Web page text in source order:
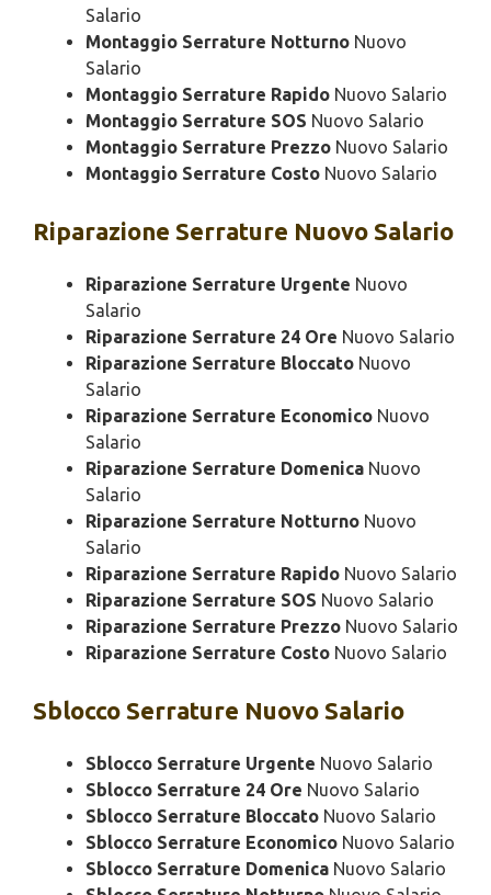
Salario
Montaggio Serrature Notturno Nuovo
Salario
Montaggio Serrature Rapido Nuovo Salario
Montaggio Serrature SOS Nuovo Salario
Montaggio Serrature Prezzo Nuovo Salario
Montaggio Serrature Costo Nuovo Salario
Riparazione Serrature Nuovo Salario
Riparazione Serrature Urgente Nuovo
Salario
Riparazione Serrature 24 Ore Nuovo Salario
Riparazione Serrature Bloccato Nuovo
Salario
Riparazione Serrature Economico Nuovo
Salario
Riparazione Serrature Domenica Nuovo
Salario
Riparazione Serrature Notturno Nuovo
Salario
Riparazione Serrature Rapido Nuovo Salario
Riparazione Serrature SOS Nuovo Salario
Riparazione Serrature Prezzo Nuovo Salario
Riparazione Serrature Costo Nuovo Salario
Sblocco Serrature Nuovo Salario
Sblocco Serrature Urgente Nuovo Salario
Sblocco Serrature 24 Ore Nuovo Salario
Sblocco Serrature Bloccato Nuovo Salario
Sblocco Serrature Economico Nuovo Salario
Sblocco Serrature Domenica Nuovo Salario